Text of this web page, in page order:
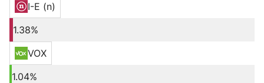
I-E (n)
1.38%
VOX
1.04%